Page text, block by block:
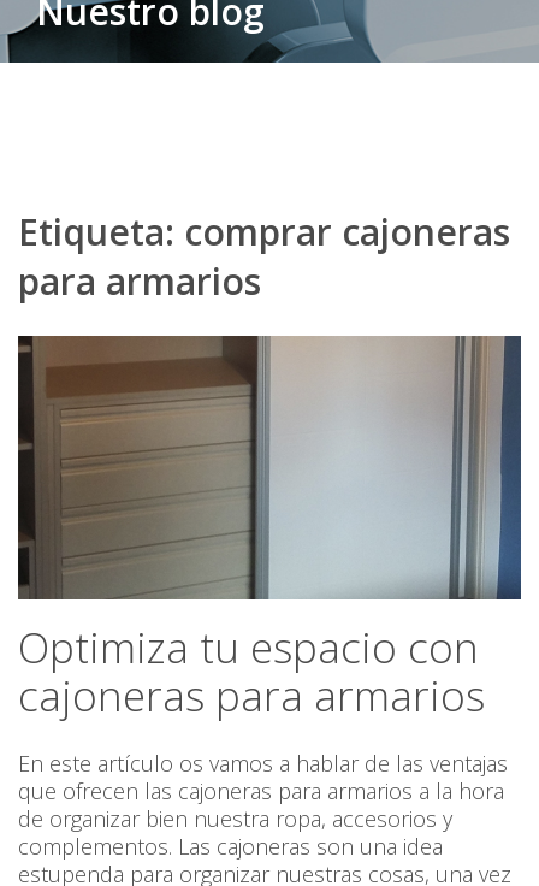
Nuestro blog
Etiqueta: comprar cajoneras
para armarios
Optimiza tu espacio con
cajoneras para armarios
En este artículo os vamos a hablar de las ventajas
que ofrecen las cajoneras para armarios a la hora
de organizar bien nuestra ropa, accesorios y
complementos. Las cajoneras son una idea
estupenda para organizar nuestras cosas, una vez